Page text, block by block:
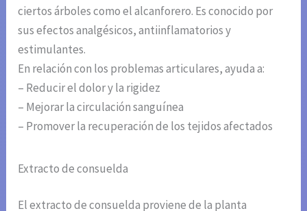
ciertos árboles como el alcanforero. Es conocido por
sus efectos analgésicos, antiinflamatorios y
estimulantes.
En relación con los problemas articulares, ayuda a:
– Reducir el dolor y la rigidez
– Mejorar la circulación sanguínea
– Promover la recuperación de los tejidos afectados
Extracto de consuelda
El extracto de consuelda proviene de la planta